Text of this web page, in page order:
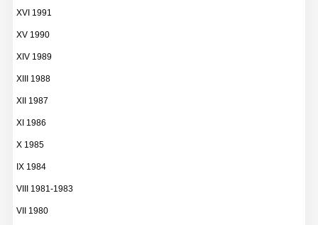
XVI 1991
XV 1990
XIV 1989
XIII 1988
XII 1987
XI 1986
X 1985
IX 1984
VIII 1981-1983
VII 1980